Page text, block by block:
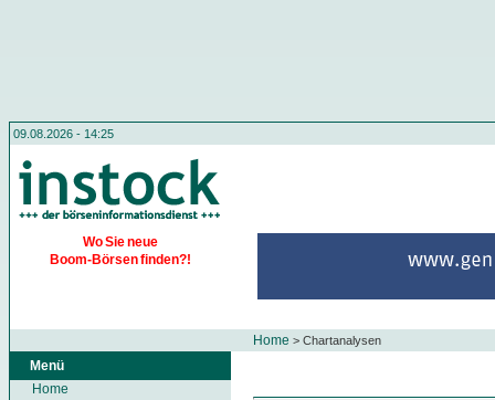
09.08.2026 - 14:25
Wo Sie neue
Boom-Börsen finden?!
Home > Chartanalysen
Menü
Home